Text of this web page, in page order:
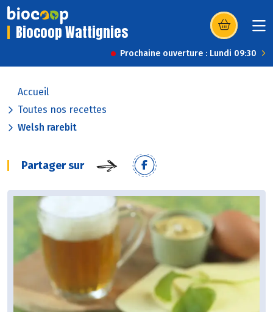
Biocoop Wattignies (s’ouvre dans
Prochaine ouverture : Lundi 09:30
Accueil
Toutes nos recettes
Welsh rarebit
Partager sur